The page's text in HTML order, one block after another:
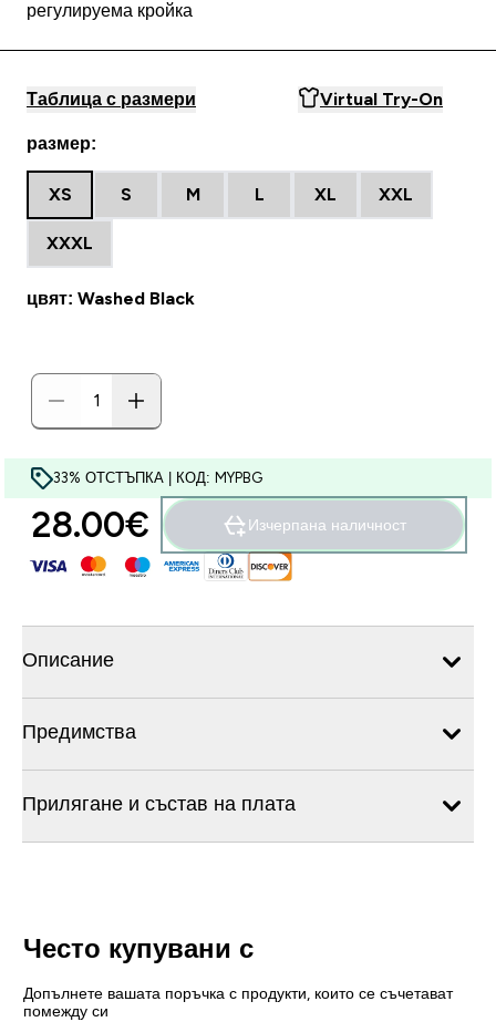
регулируема кройка
Таблица с размери Virtual Try-On
размер:
XS S M L XL XXL
XXXL
цвят: Washed Black
33% ОТСТЪПКА | КОД: MYPBG
28.00€‎ Изчерпана наличност
Описание
Предимства
Прилягане и състав на плата
Често купувани с
Допълнете вашата поръчка с продукти, които се съчетават
помежду си